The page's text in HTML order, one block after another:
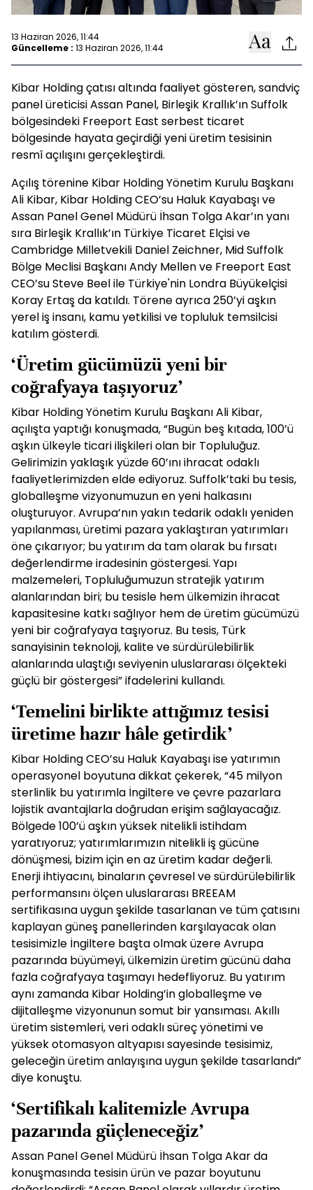
13 Haziran 2026, 11:44
Güncelleme : 13 Haziran 2026, 11:44
Kibar Holding çatısı altında faaliyet gösteren, sandviç
panel üreticisi Assan Panel, Birleşik Krallık’ın Suffolk
bölgesindeki Freeport East serbest ticaret
bölgesinde hayata geçirdiği yeni üretim tesisinin
resmî açılışını gerçekleştirdi.
Açılış törenine Kibar Holding Yönetim Kurulu Başkanı
Ali Kibar, Kibar Holding CEO’su Haluk Kayabaşı ve
Assan Panel Genel Müdürü İhsan Tolga Akar’ın yanı
sıra Birleşik Krallık’ın Türkiye Ticaret Elçisi ve
Cambridge Milletvekili Daniel Zeichner, Mid Suffolk
Bölge Meclisi Başkanı Andy Mellen ve Freeport East
CEO’su Steve Beel ile Türkiye'nin Londra Büyükelçisi
Koray Ertaş da katıldı. Törene ayrıca 250’yi aşkın
yerel iş insanı, kamu yetkilisi ve topluluk temsilcisi
katılım gösterdi.
‘Üretim gücümüzü yeni bir
coğrafyaya taşıyoruz’
Kibar Holding Yönetim Kurulu Başkanı Ali Kibar,
açılışta yaptığı konuşmada, “Bugün beş kıtada, 100’ü
aşkın ülkeyle ticari ilişkileri olan bir Topluluğuz.
Gelirimizin yaklaşık yüzde 60’ını ihracat odaklı
faaliyetlerimizden elde ediyoruz. Suffolk’taki bu tesis,
globalleşme vizyonumuzun en yeni halkasını
oluşturuyor. Avrupa’nın yakın tedarik odaklı yeniden
yapılanması, üretimi pazara yaklaştıran yatırımları
öne çıkarıyor; bu yatırım da tam olarak bu fırsatı
değerlendirme iradesinin göstergesi. Yapı
malzemeleri, Topluluğumuzun stratejik yatırım
alanlarından biri; bu tesisle hem ülkemizin ihracat
kapasitesine katkı sağlıyor hem de üretim gücümüzü
yeni bir coğrafyaya taşıyoruz. Bu tesis, Türk
sanayisinin teknoloji, kalite ve sürdürülebilirlik
alanlarında ulaştığı seviyenin uluslararası ölçekteki
güçlü bir göstergesi” ifadelerini kullandı.
‘Temelini birlikte attığımız tesisi
üretime hazır hâle getirdik’
Kibar Holding CEO’su Haluk Kayabaşı ise yatırımın
operasyonel boyutuna dikkat çekerek, “45 milyon
sterlinlik bu yatırımla İngiltere ve çevre pazarlara
lojistik avantajlarla doğrudan erişim sağlayacağız.
Bölgede 100’ü aşkın yüksek nitelikli istihdam
yaratıyoruz; yatırımlarımızın nitelikli iş gücüne
dönüşmesi, bizim için en az üretim kadar değerli.
Enerji ihtiyacını, binaların çevresel ve sürdürülebilirlik
performansını ölçen uluslararası BREEAM
sertifikasına uygun şekilde tasarlanan ve tüm çatısını
kaplayan güneş panellerinden karşılayacak olan
tesisimizle İngiltere başta olmak üzere Avrupa
pazarında büyümeyi, ülkemizin üretim gücünü daha
fazla coğrafyaya taşımayı hedefliyoruz. Bu yatırım
aynı zamanda Kibar Holding’in globalleşme ve
dijitalleşme vizyonunun somut bir yansıması. Akıllı
üretim sistemleri, veri odaklı süreç yönetimi ve
yüksek otomasyon altyapısı sayesinde tesisimiz,
geleceğin üretim anlayışına uygun şekilde tasarlandı”
diye konuştu.
‘Sertifikalı kalitemizle Avrupa
pazarında güçleneceğiz’
Assan Panel Genel Müdürü İhsan Tolga Akar da
konuşmasında tesisin ürün ve pazar boyutunu